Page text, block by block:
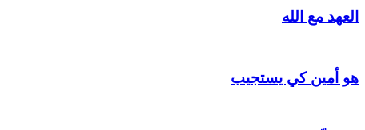
العهد مع الله
هو أمين كي يستجيب